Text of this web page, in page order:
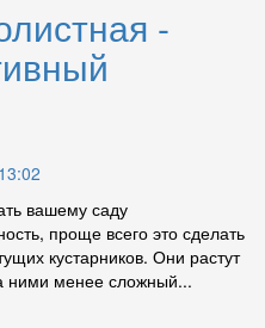
-
вашему саду
проще всего это сделать
кустарников. Они растут
ними менее сложный...